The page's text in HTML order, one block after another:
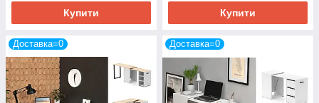
Купити Купити
Доставка=0 Доставка=0